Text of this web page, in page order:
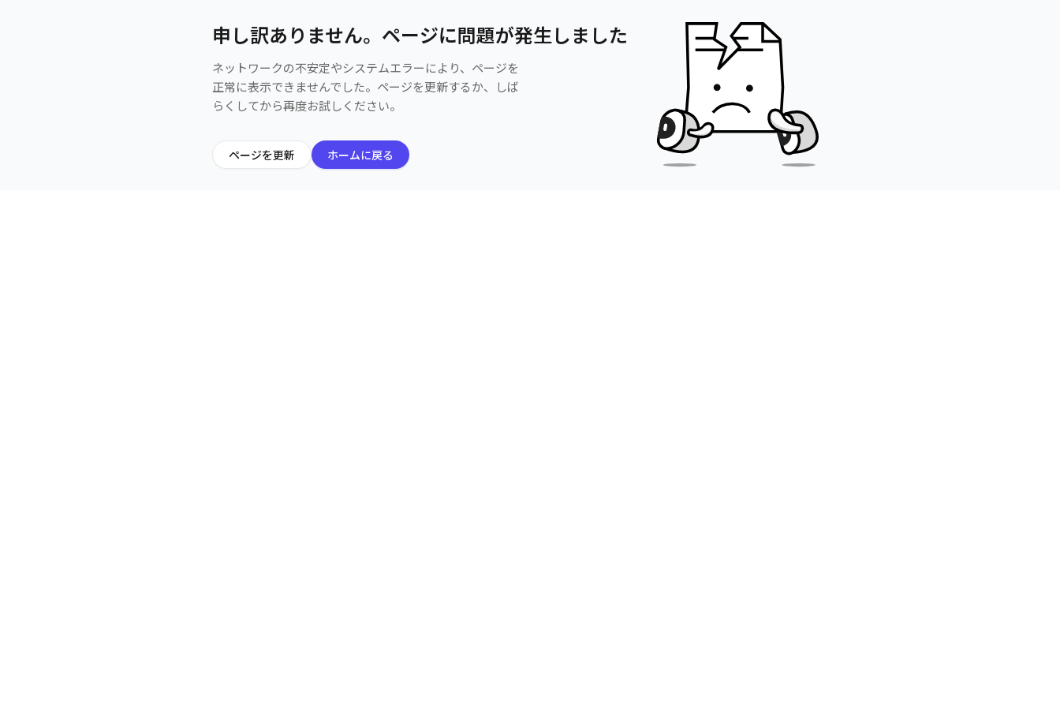
申し訳ありません。ページに問題が発生しました
ネットワークの不安定やシステムエラーにより、ページを
正常に表示できませんでした。ページを更新するか、しば
らくしてから再度お試しください。
ページを更新 ホームに戻る